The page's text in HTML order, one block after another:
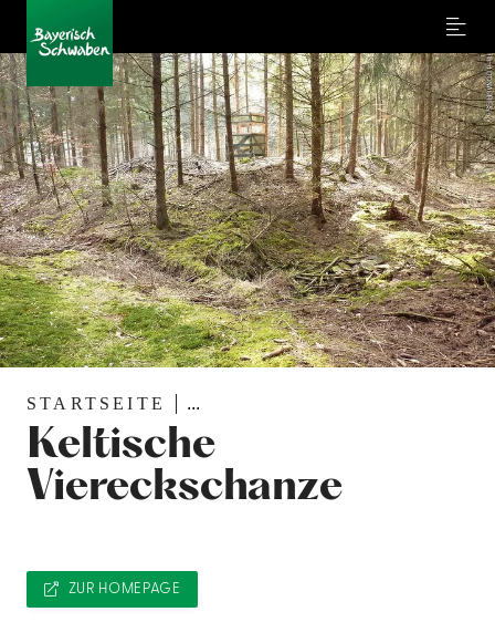
Menu
STARTSEITE ...
Keltische
Viereckschanze
ZUR HOMEPAGE